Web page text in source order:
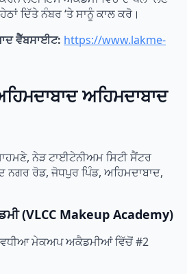
ਦਿੱਤੇ ਨੰਬਰ ‘ਤੇ ਸਾਨੂੰ ਕਾਲ ਕਰੋ।
ਵੈੱਬਸਾਈਟ: https://www.lakme-
ਅਹਿਮਦਾਬਾਦ
ਨੇੜ ਟਾਈਟੇਨੀਅਮ ਸਿਟੀ ਸੈਂਟਰ
ਨਗਰ ਰੋਡ, ਜੋਧਪੁਰ ਪਿੰਡ, ਅਹਿਮਦਾਬਾਦ,
(VLCC Makeup Academy)
ਵਧੀਆ ਮੇਕਅਪ ਅਕੈਡਮੀਆਂ ਵਿੱਚੋਂ #2